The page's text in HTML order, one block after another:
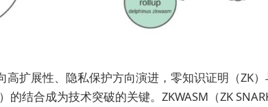
高扩展性、隐私保护方向演进，零知识证明（ZK
的结合成为技术突破的关键。ZKWASM（ZK